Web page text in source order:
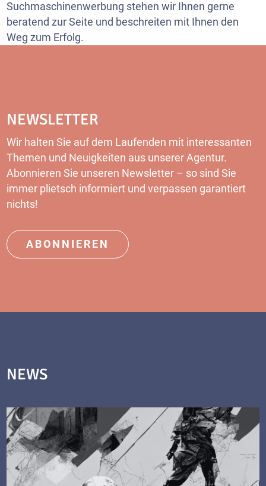
Suchmaschinenwerbung stehen wir Ihnen gerne
beratend zur Seite und beschreiten mit Ihnen den
Weg zum Erfolg.
NEWSLETTER
Wir halten Sie auf dem Laufenden mit interessanten
Themen und Neuigkeiten aus unserer Agentur.
Abonnieren Sie unseren Newsletter – so sind Sie
immer plietsch informiert und verpassen garantiert
nichts!
ABONNIEREN
NEWS